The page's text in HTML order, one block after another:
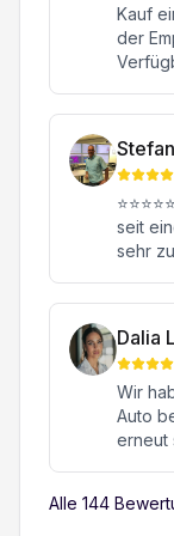
Kauf
der
⭐⭐⭐⭐⭐ Ich fahre meinen MG ZS Hybrid nun
seit
sehr
Ende
mich
Dalia
Wir
Auto
erneut
Alle 144